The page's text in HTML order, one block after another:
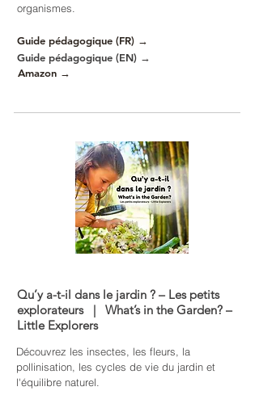
organismes.
Guide pédagogique (FR) →
Guide pédagogique (EN) →
Amazon →
Qu’y a-t-il dans le jardin ? – Les petits
explorateurs | What’s in the Garden? –
Little Explorers
Découvrez les insectes, les fleurs, la
pollinisation, les cycles de vie du jardin et
l'équilibre naturel.